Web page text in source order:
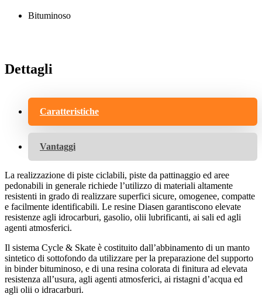
Bituminoso
Dettagli
Caratteristiche
Vantaggi
La realizzazione di piste ciclabili, piste da pattinaggio ed aree
pedonabili in generale richiede l’utilizzo di materiali altamente
resistenti in grado di realizzare superfici sicure, omogenee, compatte
e facilmente identificabili. Le resine Diasen garantiscono elevate
resistenze agli idrocarburi, gasolio, olii lubrificanti, ai sali ed agli
agenti atmosferici.
Il sistema Cycle & Skate è costituito dall’abbinamento di un manto
sintetico di sottofondo da utilizzare per la preparazione del supporto
in binder bituminoso, e di una resina colorata di finitura ad elevata
resistenza all’usura, agli agenti atmosferici, ai ristagni d’acqua ed
agli olii o idracarburi.